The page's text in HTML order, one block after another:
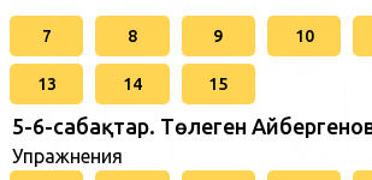
7 8 9 10
13 14 15
5-6-сабақтар. Төлеген
Упражнения